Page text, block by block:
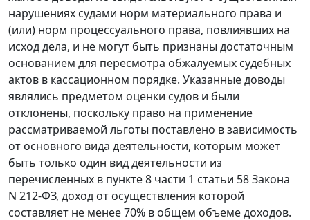
нарушениях судами норм материального права и
(или) норм процессуального права, повлиявших на
исход дела, и не могут быть признаны достаточным
основанием для пересмотра обжалуемых судебных
актов в кассационном порядке. Указанные доводы
являлись предметом оценки судов и были
отклонены, поскольку право на применение
рассматриваемой льготы поставлено в зависимость
от основного вида деятельности, которым может
быть только один вид деятельности из
перечисленных в пункте 8 части 1 статьи 58Закона
N 212-ФЗ, доход от осуществления которой
составляет не менее 70% в общем объеме доходов.